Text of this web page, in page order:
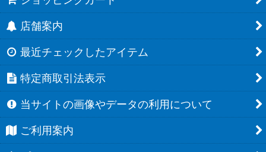
店舗案内
最近チェックしたアイテム
特定商取引法表示
当サイトの画像やデータの利用について
ご利用案内